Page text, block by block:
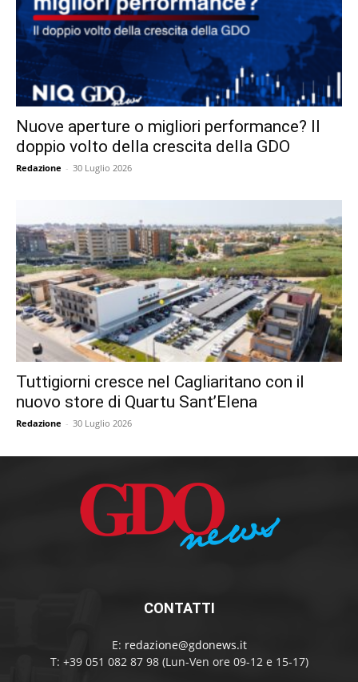
Nuove aperture o migliori performance? Il
doppio volto della crescita della GDO
Redazione - 30 Luglio 2026
Tuttigiorni cresce nel Cagliaritano con il
nuovo store di Quartu Sant’Elena
Redazione - 30 Luglio 2026
CONTATTI
E: redazione@gdonews.it
T: +39 051 082 87 98 (Lun-Ven ore 09-12 e 15-17)